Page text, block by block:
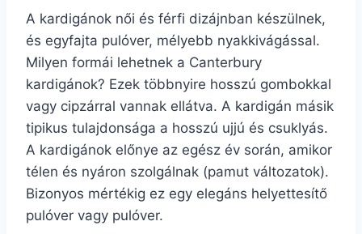
A kardigánok női és férfi dizájnban készülnek,
és egyfajta pulóver, mélyebb nyakkivágással.
Milyen formái lehetnek a Canterbury
kardigánok? Ezek többnyire hosszú gombokkal
vagy cipzárral vannak ellátva. A kardigán másik
tipikus tulajdonsága a hosszú ujjú és csuklyás.
A kardigánok előnye az egész év során, amikor
télen és nyáron szolgálnak (pamut változatok).
Bizonyos mértékig ez egy elegáns helyettesítő
pulóver vagy pulóver.